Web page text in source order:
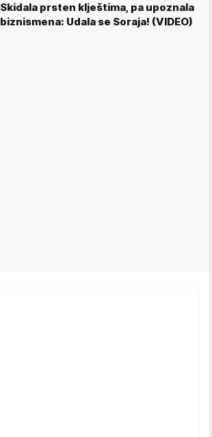
Skidala prsten klještima, pa upoznala
biznismena: Udala se Soraja! (VIDEO)